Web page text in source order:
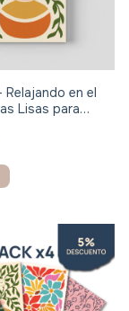
Relajando en el
Lisas para